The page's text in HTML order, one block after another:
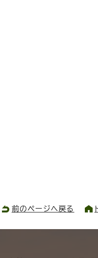
前のページへ戻る